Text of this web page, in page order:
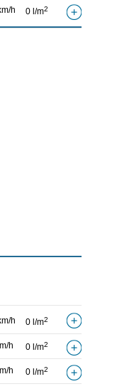
h 0 l/m2
h 0 l/m2
h 0 l/m2
h 0 l/m2